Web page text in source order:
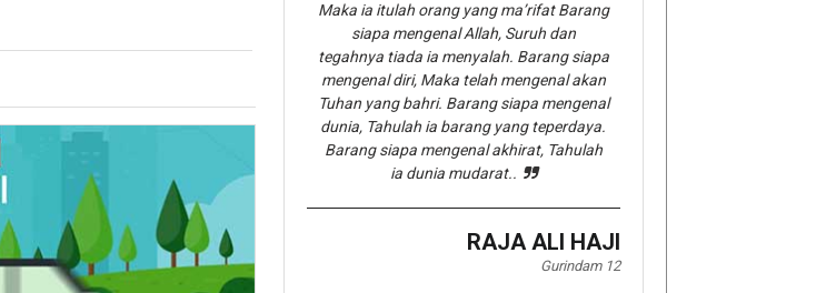
Maka ia itulah orang yang ma’rifat Barang
siapa mengenal Allah, Suruh dan
tegahnya tiada ia menyalah. Barang siapa
mengenal diri, Maka telah mengenal akan
Tuhan yang bahri. Barang siapa mengenal
dunia, Tahulah ia barang yang teperdaya.
Barang siapa mengenal akhirat, Tahulah
ia dunia mudarat..
RAJA ALI HAJI
Gurindam 12